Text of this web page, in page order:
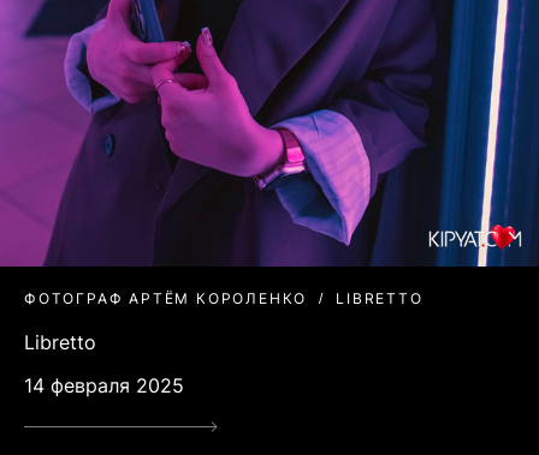
ФОТОГРАФ АРТЁМ КОРОЛЕНКО LIBRETTO
Libretto
14 февраля 2025